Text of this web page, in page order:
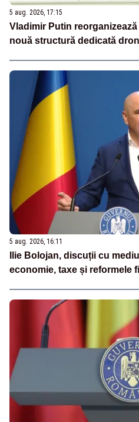
5 aug. 2026, 17:15
Vladimir Putin
nouă structură dedicată
5 aug. 2026, 16:11
Ilie Bolojan, discuții cu
economie, taxe și reformele